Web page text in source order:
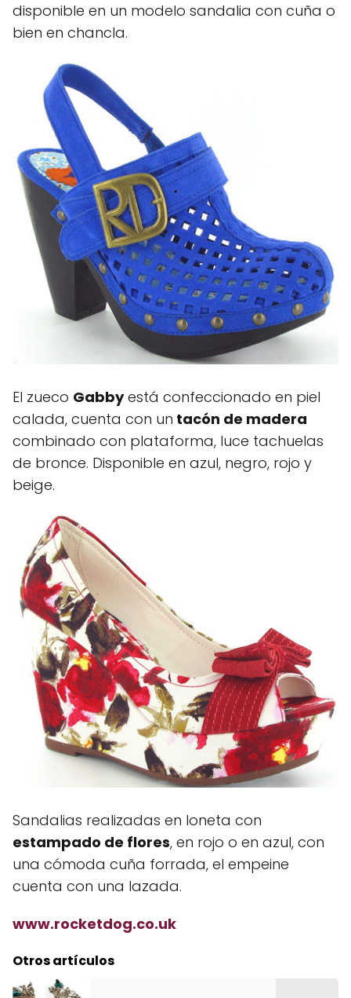
disponible en un modelo sandalia con cuña o
bien en chancla.
El zueco Gabbyestá confeccionado en piel
calada, cuenta con un tacón de madera
combinado con plataforma, luce tachuelas
de bronce. Disponible en azul, negro, rojo y
beige.
Sandalias realizadas en loneta con
estampado de flores, en rojo o en azul, con
una cómoda cuña forrada, el empeine
cuenta con una lazada.
www.rocketdog.co.uk
Otros artículos